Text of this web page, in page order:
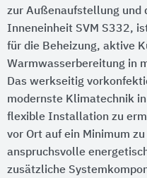
zur Außenaufstellung und
Inneneinheit SVM S332,
für die Beheizung, aktive
Warmwasserbereitung in
Das werkseitig
modernste Klimatechnik
flexible Installation zu
vor Ort auf ein Minimum
anspruchsvolle
zusätzliche